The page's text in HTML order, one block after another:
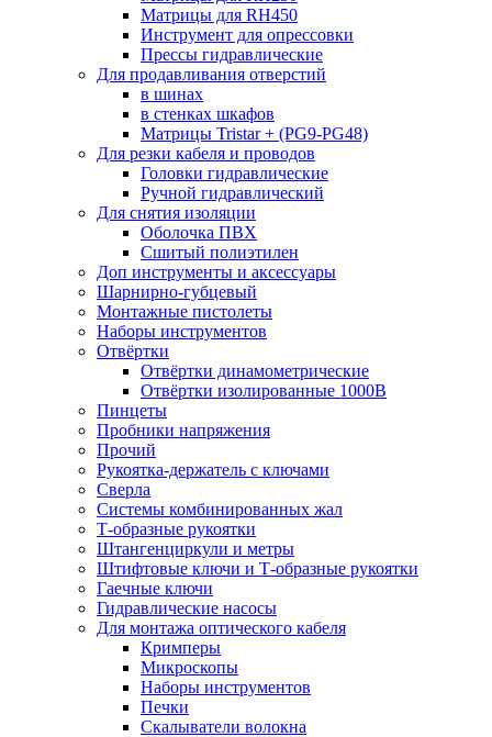
Матрицы для RH450
Инструмент для опрессовки
Прессы гидравлические
Для продавливания отверстий
в шинах
в стенках шкафов
Матрицы Tristar + (PG9-PG48)
Для резки кабеля и проводов
Головки гидравлические
Ручной гидравлический
Для снятия изоляции
Оболочка ПВХ
Сшитый полиэтилен
Доп инструменты и аксессуары
Шарнирно-губцевый
Монтажные пистолеты
Наборы инструментов
Отвёртки
Отвёртки динамометрические
Отвёртки изолированные 1000В
Пинцеты
Пробники напряжения
Прочий
Рукоятка-держатель с ключами
Сверла
Системы комбинированных жал
Т-образные рукоятки
Штангенциркули и метры
Штифтовые ключи и Т-образные рукоятки
Гаечные ключи
Гидравлические насосы
Для монтажа оптического кабеля
Кримперы
Микроскопы
Наборы инструментов
Печки
Скалыватели волокна